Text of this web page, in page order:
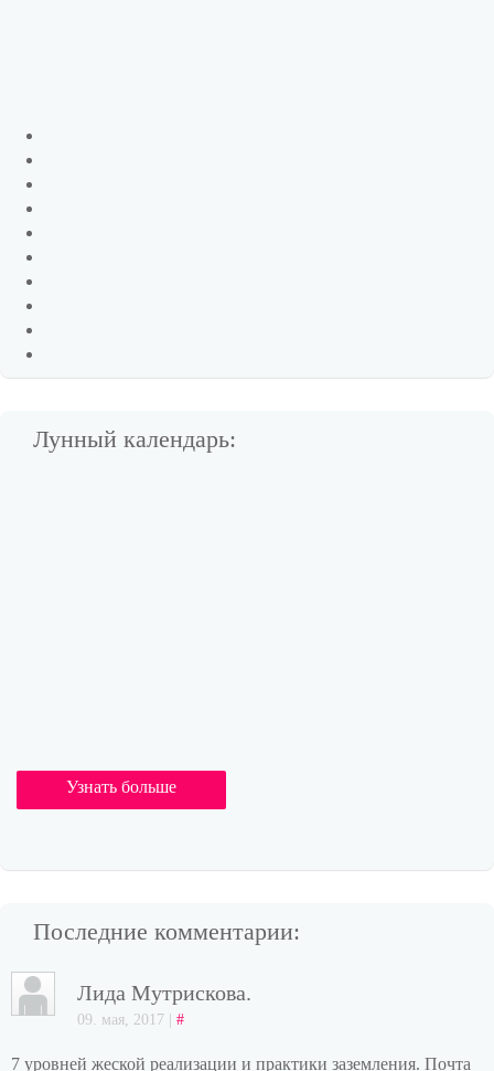
Лунный календарь:
Узнать больше
Последние комментарии:
Лида Мутрискова.
09. мая, 2017 | #
7 уровней жеской реализации и практики заземления. Почта